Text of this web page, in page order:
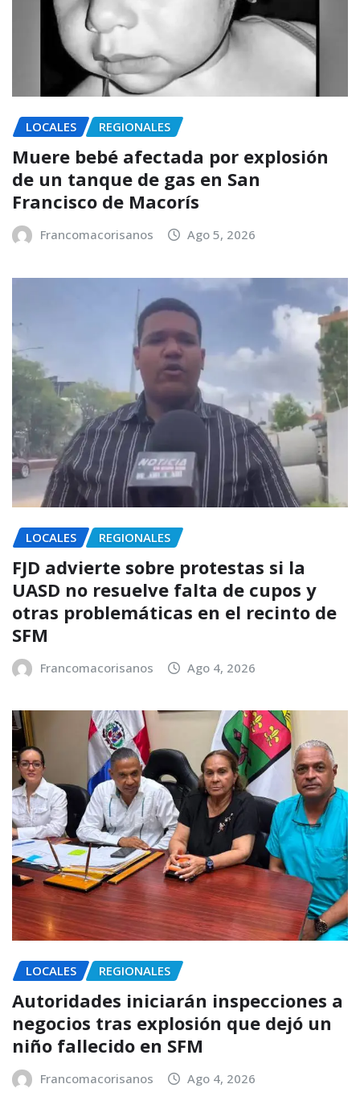
LOCALES REGIONALES
Muere bebé afectada por explosión
de un tanque de gas en San
Francisco de Macorís
Francomacorisanos Ago 5, 2026
LOCALES REGIONALES
FJD advierte sobre protestas si la
UASD no resuelve falta de cupos y
otras problemáticas en el recinto de
SFM
Francomacorisanos Ago 4, 2026
LOCALES REGIONALES
Autoridades iniciarán inspecciones a
negocios tras explosión que dejó un
niño fallecido en SFM
Francomacorisanos Ago 4, 2026